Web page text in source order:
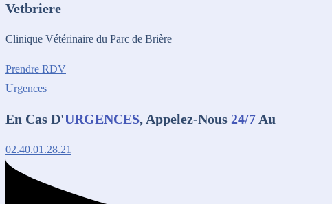
Vetbriere
Clinique Vétérinaire du Parc de Brière
Prendre RDV
Urgences
En Cas D'URGENCES, Appelez-Nous 24/7 Au
02.40.01.28.21